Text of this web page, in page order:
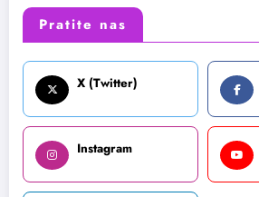
Pratite nas
X (Twitter)
Instagram